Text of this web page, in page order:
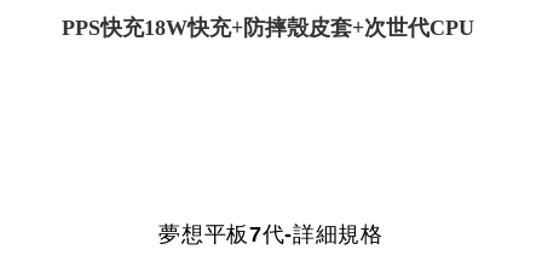
PPS快充18W快充+防摔殼皮套+次世代CPU
夢想平板7代-詳細規格